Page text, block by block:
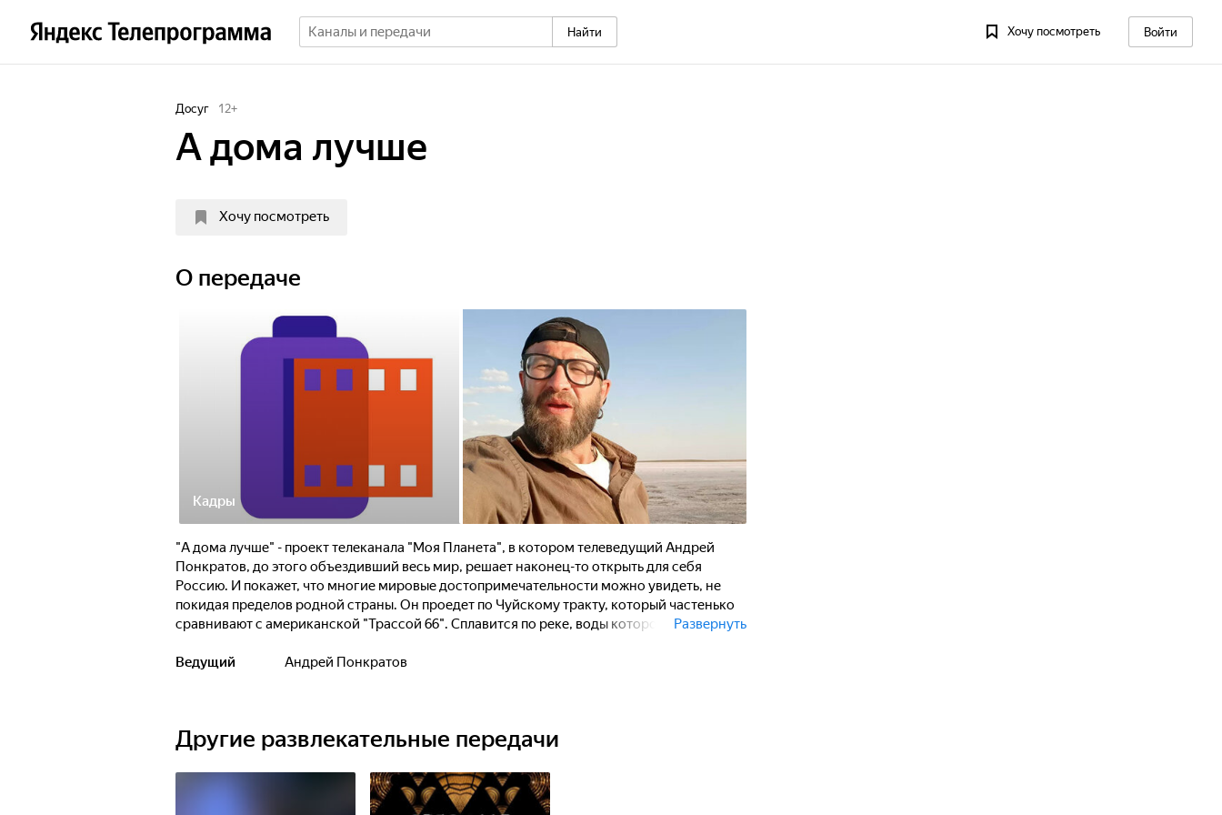
Найти Хочу посмотреть Войти
Досуг 12+
А дома лучше
Хочу посмотреть
О передаче
Кадры
"А дома лучше" - проект телеканала "Моя Планета", в котором телеведущий Андрей
Понкратов, до этого объездивший весь мир, решает наконец-то открыть для себя
Россию. И покажет, что многие мировые достопримечательности можно увидеть, не
покидая пределов родной страны. Он проедет по Чуйскому тракту, который частенько
сравнивают с американской "Трассой 66". Сплавится по реке, воды которой окрашены в
точь-в-точь, как знаменитый "Дрвенград Кустурицы" в Сербии. Померяется взглядом с
Развернуть
Ведущий Андрей Понкратов
Другие развлекательные передачи